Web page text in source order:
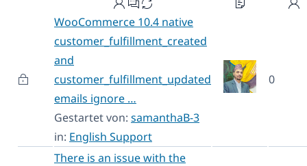
WooCommerce 10.4 native
customer_fulfillment_created
and
customer_fulfillment_updated
emails ignore …
Gestartet von: samanthaB-3
in: English Support
0
There is an issue with the